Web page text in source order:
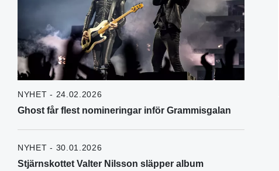
NYHET - 24.02.2026
Ghost får flest nomineringar inför Grammisgalan
NYHET - 30.01.2026
Stjärnskottet Valter Nilsson släpper album